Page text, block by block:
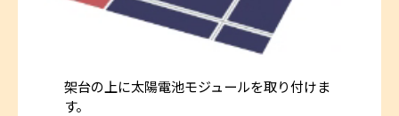
架台の上に太陽電池モジュールを取り付けま
す。